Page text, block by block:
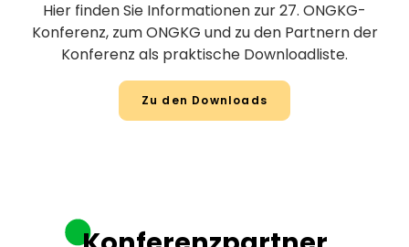
Hier finden Sie Informationen zur 27. ONGKG-
Konferenz, zum ONGKG und zu den Partnern der
Konferenz als praktische Downloadliste.
Zu den Downloads